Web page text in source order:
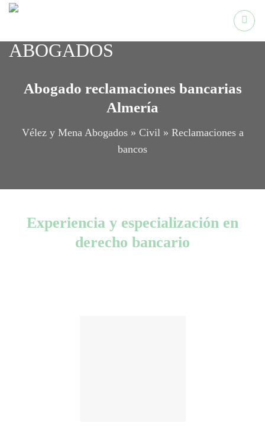
Saltar
contenido
Abogado reclamaciones bancarias
Almería
Vélez y Mena Abogados » Civil » Reclamaciones a
bancos
Experiencia y especialización en
derecho bancario